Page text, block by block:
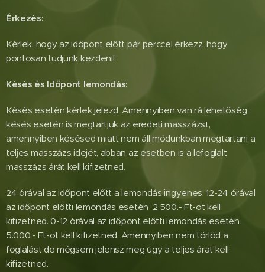
Érkezés:
Kérlek, hogy az időpont előtt pár perccel érkezz, hogy
pontosan tudjunk kezdeni!
Késés és Időpont lemondás:
Késés esetén kérlek jelezd. Amennyiben van rá lehetőség
késés esetén is megtartjuk az eredeti masszázst,
amennyiben késésed miatt nem áll módunkban megtartani a
teljes masszázs idejét, abban az esetben is a lefoglalt
masszázs árát kell kifizetned.
24 órával az időpont előtt a lemondás ingyenes. 12-24 órával
az időpont előtti lemondás esetén 2.500.- Ft-ot kell
kifizetned. 0-12 órával az időpont előtti lemondás esetén
5.000.- Ft-ot kell kifizetned. Amennyiben nem törlöd a
foglalást de mégsem jelensz meg úgy a teljes árat kell
kifizetned.